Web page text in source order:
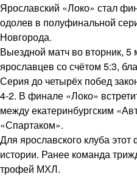
Ярославский «Локо» стал
одолев в полуфинальной
Новгорода.
Выездной матч во вторник,
ярославцев со счётом 5:3,
Серия до четырёх побед
4-2. В финале «Локо»
между екатеринбургским
«Спартаком».
Для ярославского клуба
истории. Ранее команда
трофей МХЛ.